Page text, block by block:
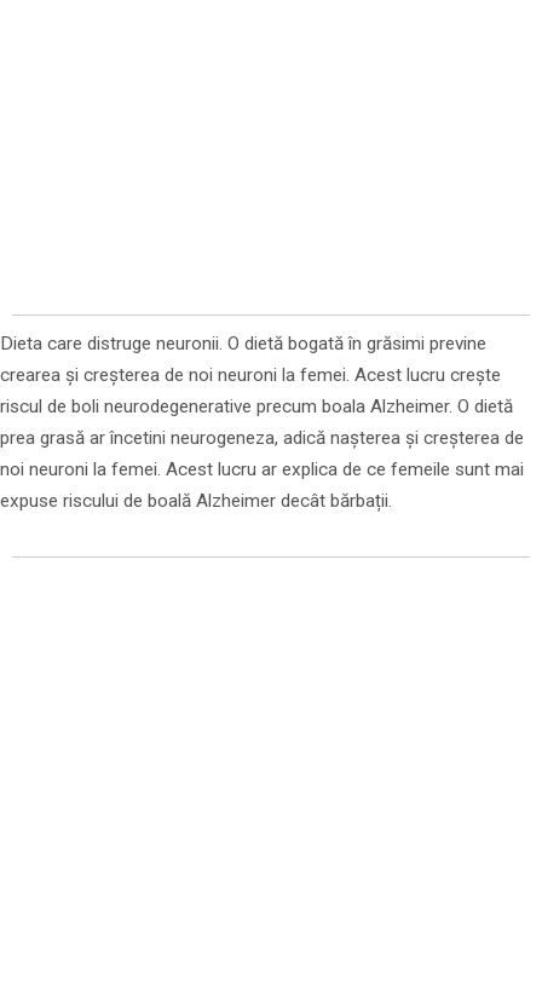
Dieta care distruge neuronii. O dietă bogată în grăsimi previne
crearea și creșterea de noi neuroni la femei. Acest lucru crește
riscul de boli neurodegenerative precum boala Alzheimer. O dietă
prea grasă ar încetini neurogeneza, adică nașterea și creșterea de
noi neuroni la femei. Acest lucru ar explica de ce femeile sunt mai
expuse riscului de boală Alzheimer decât bărbații.